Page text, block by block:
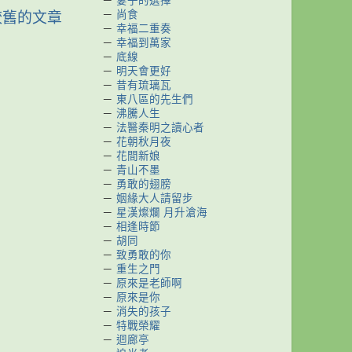
的文章
－ 尚食
－ 幸福二重奏
－ 幸福到萬家
－ 底線
－ 明天會更好
－ 昔有琉璃瓦
－ 東八區的先生們
－ 沸騰人生
－ 法醫秦明之讀心者
－ 花朝秋月夜
－ 花間新娘
－ 青山不墨
－ 勇敢的翅膀
－ 姻緣大人請留步
－ 星漢燦爛 月升滄海
－ 相逢時節
－ 胡同
－ 致勇敢的你
－ 重生之門
－ 原來是老師啊
－ 原來是你
－ 消失的孩子
－ 特戰榮耀
－ 迴廊亭